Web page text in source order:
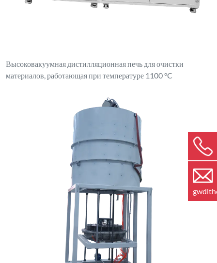
Высоковакуумная дистилляционная печь для очистки
материалов, работающая при температуре 1100 °C